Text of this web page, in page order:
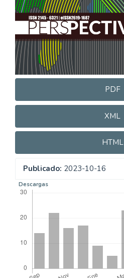
PDF
XML
HTML
Publicado: 2023-10-16
Descargas